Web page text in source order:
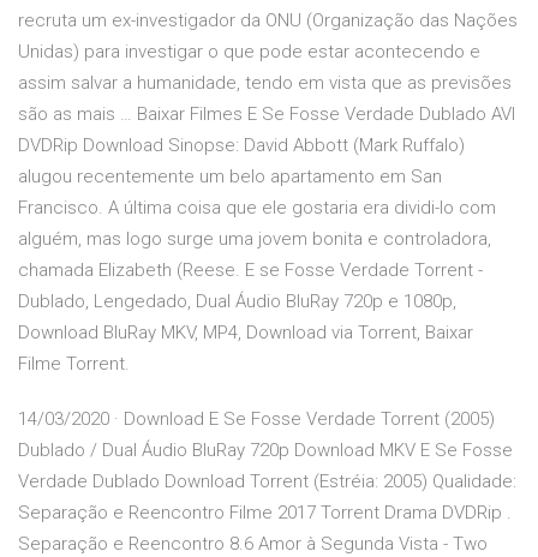
recruta um ex-investigador da ONU (Organização das Nações
Unidas) para investigar o que pode estar acontecendo e
assim salvar a humanidade, tendo em vista que as previsões
são as mais … Baixar Filmes E Se Fosse Verdade Dublado AVI
DVDRip Download Sinopse: David Abbott (Mark Ruffalo)
alugou recentemente um belo apartamento em San
Francisco. A última coisa que ele gostaria era dividi-lo com
alguém, mas logo surge uma jovem bonita e controladora,
chamada Elizabeth (Reese. E se Fosse Verdade Torrent -
Dublado, Lengedado, Dual Áudio BluRay 720p e 1080p,
Download BluRay MKV, MP4, Download via Torrent, Baixar
Filme Torrent.
14/03/2020 · Download E Se Fosse Verdade Torrent (2005)
Dublado / Dual Áudio BluRay 720p Download MKV E Se Fosse
Verdade Dublado Download Torrent (Estréia: 2005) Qualidade:
Separação e Reencontro Filme 2017 Torrent Drama DVDRip .
Separação e Reencontro 8.6 Amor à Segunda Vista - Two